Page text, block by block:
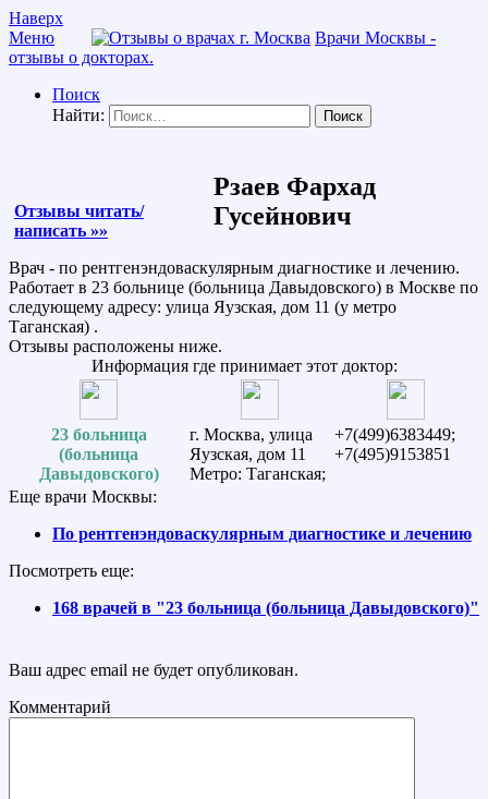
Наверх
Меню
Врачи Москвы -
отзывы о докторах.
Поиск
Найти:
Отзывы читать/
написать »»
Рзаев Фархад
Гусейнович
Врач - по рентгенэндоваскулярным диагностике и лечению.
Работает в 23 больнице (больница Давыдовского) в Москве по
следующему адресу: улица Яузская, дом 11 (у метро
Таганская) .
Отзывы расположены ниже.
Информация где принимает этот доктор:
23 больница
(больница
Давыдовского)
г. Москва, улица
Яузская, дом 11
Метро: Таганская;
+7(499)6383449;
+7(495)9153851
Еще врачи Москвы:
По рентгенэндоваскулярным диагностике и лечению
Посмотреть еще:
168 врачей в "23 больница (больница Давыдовского)"
Ваш адрес email не будет опубликован.
Комментарий